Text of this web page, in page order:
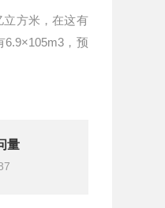
立方米，在这有
6.9×105m3，预
量